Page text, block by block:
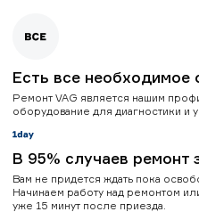
Есть все необходимое
Ремонт VAG является нашим
оборудование для диагностики и
В 95% случаев ремонт
Вам не придется ждать пока
Начинаем работу над ремонтом
уже 15 минут после приезда.